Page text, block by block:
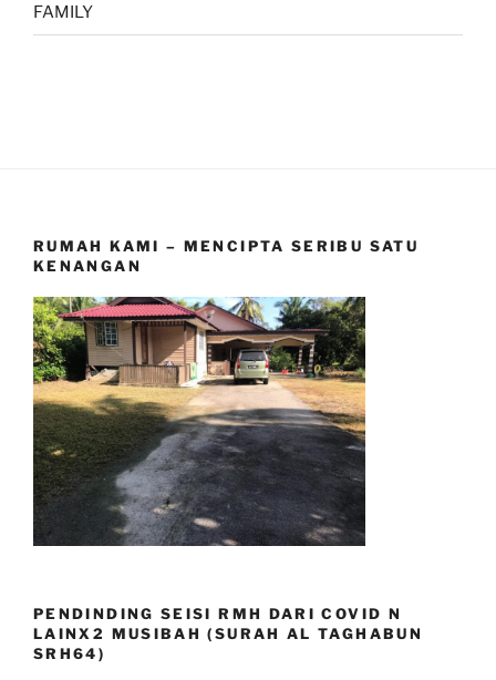
FAMILY
RUMAH KAMI – MENCIPTA SERIBU SATU
KENANGAN
PENDINDING SEISI RMH DARI COVID N
LAINX2 MUSIBAH (SURAH AL TAGHABUN
SRH64)